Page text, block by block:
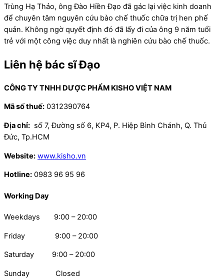
Trùng Hạ Thảo, ông Đào Hiền Đạo đã gác lại việc kinh doanh
để chuyên tâm nguyên cứu bào chế thuốc chữa trị hen phế
quản. Không ngờ quyết định đó đã lấy đi của ông 9 năm tuổi
trẻ với một công việc duy nhất là nghiên cứu bào chế thuốc.
Liên hệ bác sĩ Đạo
CÔNG TY TNHH DƯỢC PHẨM KISHO VIỆT NAM
Mã số thuế: 0312390764
Địa chỉ: số 7, Đường số 6, KP4, P. Hiệp Bình Chánh, Q. Thủ
Đức, Tp.HCM
Website: www.kisho.vn
Hotline: 0983 96 95 96
Working Day
Weekdays 9:00 – 20:00
Friday 9:00 – 20:00
Saturday 9:00 – 20:00
Sunday Closed